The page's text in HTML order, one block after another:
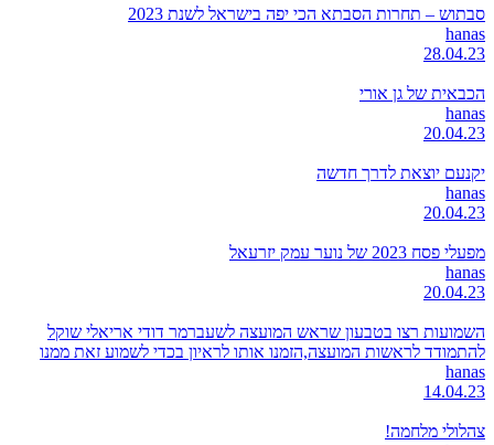
סבתוש – תחרות הסבתא הכי יפה בישראל לשנת 2023
hanas
28.04.23
הכבאית של גן אורי
hanas
20.04.23
יקנעם יוצאת לדרך חדשה
hanas
20.04.23
מפעלי פסח 2023 של נוער עמק יזרעאל
hanas
20.04.23
השמועות רצו בטבעון שראש המועצה לשעברמר דודי אריאלי שוקל
להתמודד לראשות המועצה,הזמנו אותו לראיון בכדי לשמוע זאת ממנו
hanas
14.04.23
צהלולי מלחמה!